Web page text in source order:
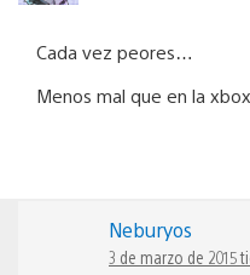
Cada vez peores…
Menos mal que en la
Neburyos
3 de marzo de 2015